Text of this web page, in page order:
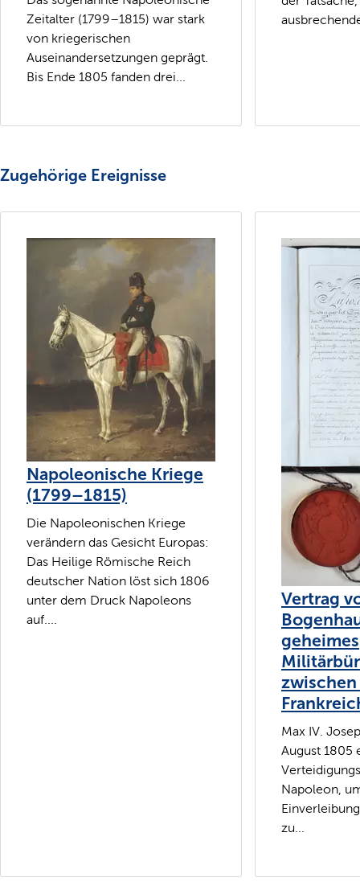
Zeitalter (1799–1815) war stark
von kriegerischen
Auseinandersetzungen geprägt.
Bis Ende 1805 fanden drei...
Zugehörige Ereignisse
Napoleonische Kriege
(1799–1815)
Die Napoleonischen Kriege
verändern das Gesicht Europas:
Das Heilige Römische Reich
deutscher Nation löst sich 1806
unter dem Druck Napoleons
auf....
Vertrag
geheimes
Max IV.
August 1805
Napoleon,
zu...